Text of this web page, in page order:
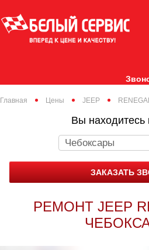
Главная Цены JEEP
Вы находитесь
Чебоксары
ЗАКАЗАТЬ
РЕМОНТ JEEP